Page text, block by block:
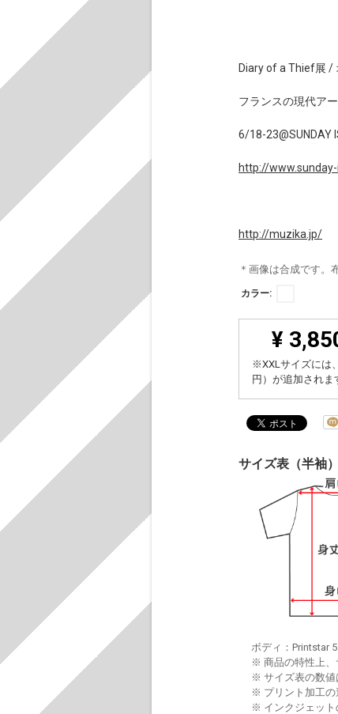
Diary of a Thief展 /
フランスの現代ア
6/18-23@SUNDAY
http://
http://muzika.jp/
＊画像は合成です。
カラー:
¥
※XXLサイズには
円）が追加されま
サイズ表（半袖）
ボディ：Printstar
※ 商品の特性上、
※ サイズ表の数値
※ プリント加工の
※ インクジェット